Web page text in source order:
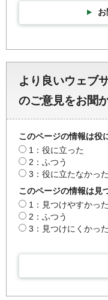
より良いウェブ
のご意見をお聞
このページの情報は役
1：役に立った
2：ふつう
3：役に立たなかった
このページの情報は見
1：見つけやすかった
2：ふつう
3：見つけにくかった